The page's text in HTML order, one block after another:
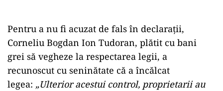
Pentru a nu fi acuzat de fals în declarații,
Corneliu Bogdan Ion Tudoran, plătit cu bani
grei să vegheze la respectarea legii, a
recunoscut cu seninătate că a încălcat
legea: „Ulterior acestui control, proprietarii au